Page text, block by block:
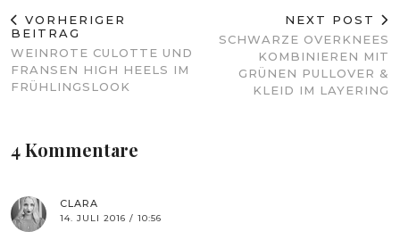
VORHERIGER
BEITRAG
WEINROTE CULOTTE UND
FRANSEN HIGH HEELS IM
FRÜHLINGSLOOK
NEXT POST
SCHWARZE OVERKNEES
KOMBINIEREN MIT
GRÜNEN PULLOVER &
KLEID IM LAYERING
4 Kommentare
CLARA
14. JULI 2016 / 10:56